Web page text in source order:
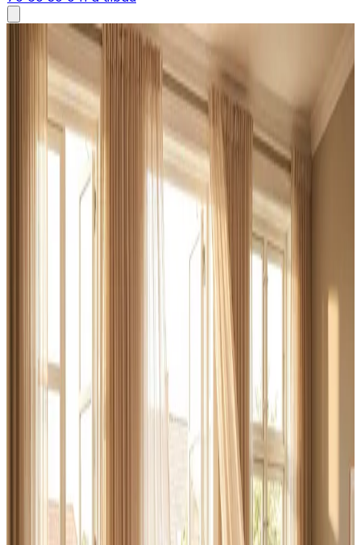
Ventilation tilbud i Bredebro
Få tilbud på ventilation i
Skal du have et tilbud på ventilation i Bredebro? Vi giver
dig en fast pris på dit ventilationsanlæg — gratis,
uforpligtende og med svar inden 24 timer.
Alle ventilationsmærker